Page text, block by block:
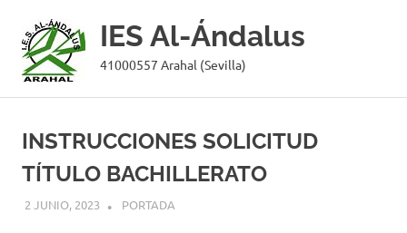
contenido
IES Al-Ándalus
41000557 Arahal (Sevilla)
INSTRUCCIONES SOLICITUD
TÍTULO BACHILLERATO
2 JUNIO, 2023 MANUEL GONZÁLEZ
PORTADA